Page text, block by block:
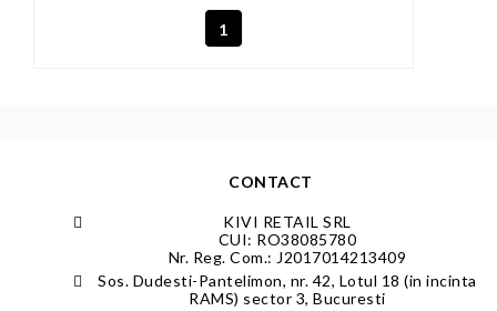
1
CONTACT
KIVI RETAIL SRL
CUI: RO38085780
Nr. Reg. Com.: J2017014213409
Sos. Dudesti-Pantelimon, nr. 42, Lotul 18 (in incinta
RAMS) sector 3, Bucuresti